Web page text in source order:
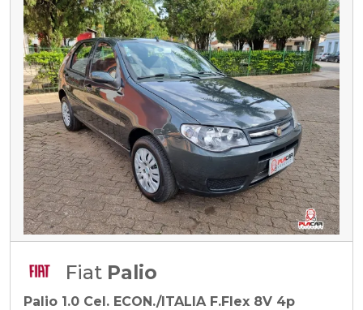
Fiat Palio
Palio 1.0 Cel. ECON./ITALIA F.Flex 8V 4p